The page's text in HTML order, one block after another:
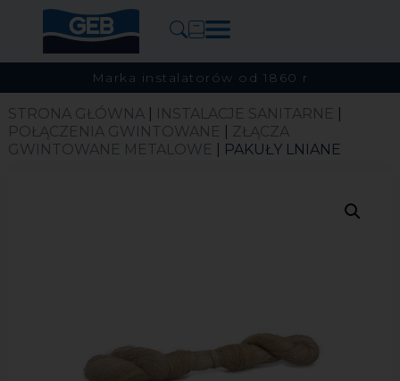
Marka instalatorów od 1860 r
STRONA GŁÓWNA| INSTALACJE SANITARNE
POŁĄCZENIA GWINTOWANE
ZŁĄCZA
GWINTOWANE METALOWE
| PAKUŁY LNIANE